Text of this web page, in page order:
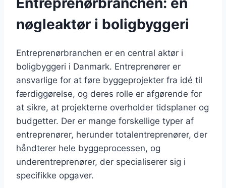
nøgleaktør i boligbyggeri
Entreprenørbranchen er en central aktør i
boligbyggeri i Danmark. Entreprenører er
ansvarlige for at føre byggeprojekter fra idé til
færdiggørelse, og deres rolle er afgørende for
at sikre, at projekterne overholder tidsplaner og
budgetter. Der er mange forskellige typer af
entreprenører, herunder totalentreprenører, der
håndterer hele byggeprocessen, og
underentreprenører, der specialiserer sig i
specifikke opgaver.